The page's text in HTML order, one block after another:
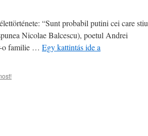
“Sunt probabil putini cei care stiu
Nicolae Balcescu), poetul Andrei
o familie … Egy kattintás ide a